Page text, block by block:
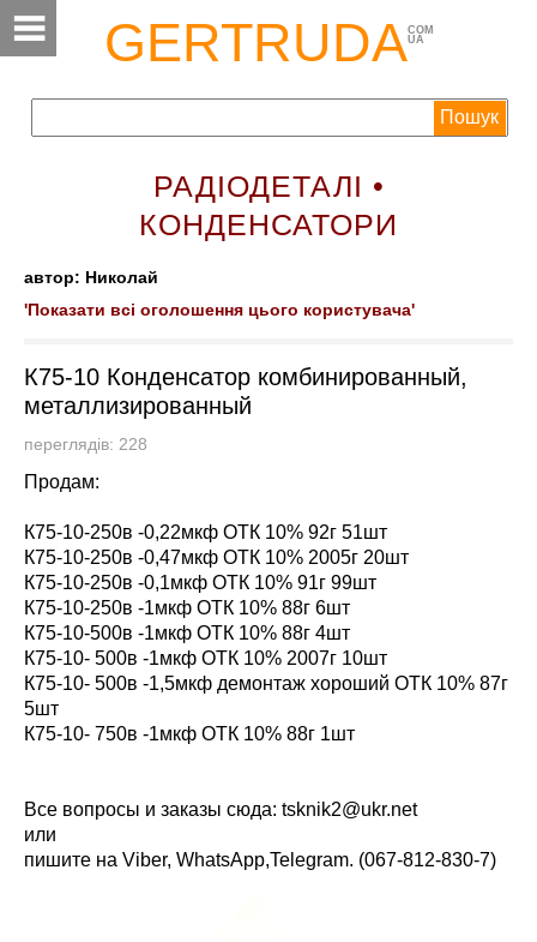
GERTRUDACOM
UA
РАДІОДЕТАЛІ •
КОНДЕНСАТОРИ
автор: Николай
'Показати всі оголошення цього користувача'
К75-10 Конденсатор комбинированный,
металлизированный
переглядів: 228
Продам:
К75-10-250в -0,22мкф ОТК 10% 92г 51шт
К75-10-250в -0,47мкф ОТК 10% 2005г 20шт
К75-10-250в -0,1мкф ОТК 10% 91г 99шт
К75-10-250в -1мкф ОТК 10% 88г 6шт
К75-10-500в -1мкф ОТК 10% 88г 4шт
К75-10- 500в -1мкф ОТК 10% 2007г 10шт
К75-10- 500в -1,5мкф демонтаж хороший ОТК 10% 87г
5шт
К75-10- 750в -1мкф ОТК 10% 88г 1шт
Все вопросы и заказы сюда: tsknik2@ukr.net
или
пишите на Viber, WhatsАpp,Telegram. (067-812-830-7)